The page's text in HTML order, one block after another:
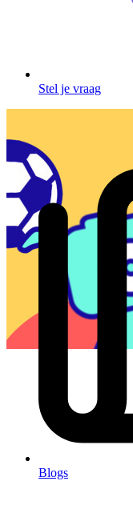
Stel je vraag
Blogs